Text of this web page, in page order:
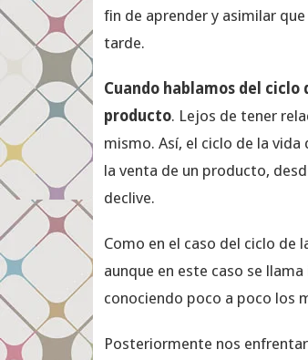
fin de aprender y asimilar
tarde.
Cuando hablamos del
producto. Lejos de tener
mismo. Así, el ciclo de la
la venta de un producto,
declive.
Como en el caso del ciclo de
aunque en este caso se
conociendo poco a poco los
Posteriormente nos